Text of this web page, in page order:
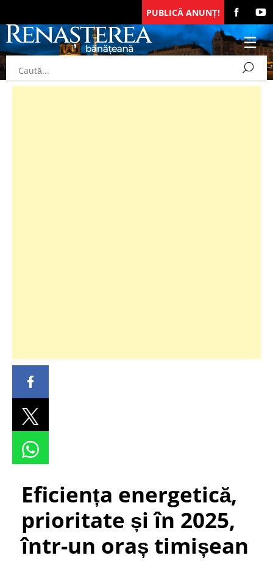
PUBLICĂ ANUNȚ!
Eficiența energetică,
prioritate și în 2025,
într-un oraș timișean